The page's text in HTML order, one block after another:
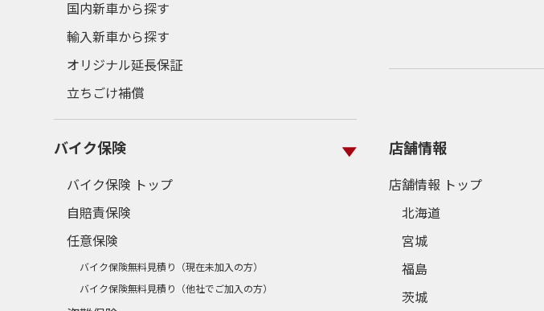
国内新車から探す
輸入新車から探す
オリジナル延長保証
立ちごけ補償
バイク保険
バイク保険 トップ
自賠責保険
任意保険
バイク保険無料見積り（現在未加入の方）
バイク保険無料見積り（他社でご加入の方）
店舗情報
店舗情報 トップ
北海道
宮城
福島
茨城